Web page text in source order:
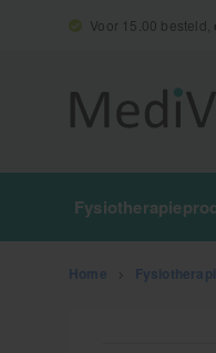
Voor 15.00 besteld,
Home